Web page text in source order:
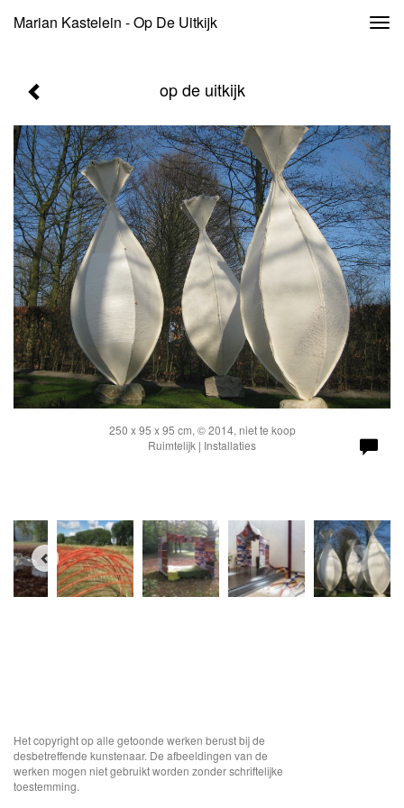
Marian Kastelein - Op De Uitkijk
op de uitkijk
250 x 95 x 95 cm, © 2014, niet te koop
Ruimtelijk | Installaties
Het copyright op alle getoonde werken berust bij de
desbetreffende kunstenaar. De afbeeldingen van de
werken mogen niet gebruikt worden zonder schriftelijke
toestemming.